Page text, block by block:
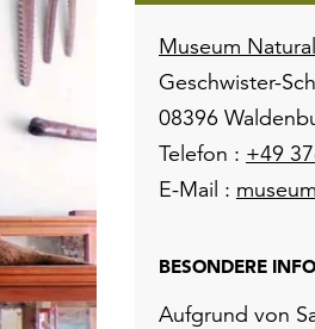
Museum
Geschwister-
08396
Telefon : +49
E-Mail :
BESONDERE
Aufgrund von